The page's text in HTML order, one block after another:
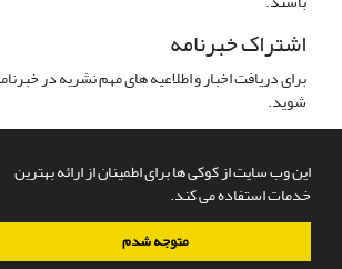
این وب سایت از کوکی ها برای اطمینان از ارائه بهترین
خدمات استفاده می کند.
متوجه شدم
اشتراک خبرنامه
برای دریافت اخبار و اطلاعیه های مهم نشریه در
شوید.
سامانه مدیریت نشریات علمی.طراحی و پیاده سازی از